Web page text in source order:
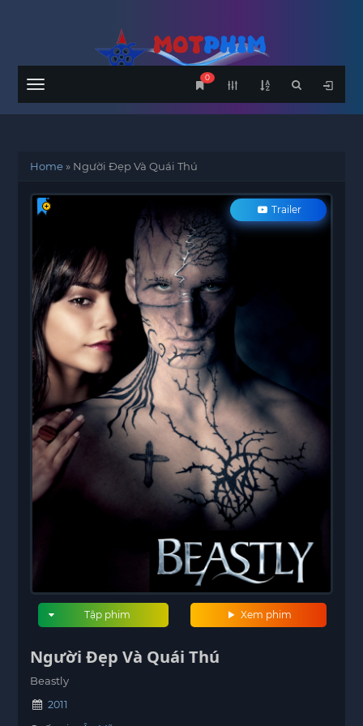
Menu
0
Home» Người Đẹp Và Quái Thú
Trailer
Xem phim
Tập phim
Người Đẹp Và Quái Thú
Beastly
2011